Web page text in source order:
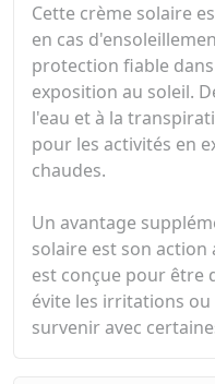
Cette crème solaire
en cas
protection fiable
exposition au soleil.
l'eau et à la
pour les activités en
chaudes.
Un avantage
solaire est son
est conçue pour être
évite les irritations
survenir avec